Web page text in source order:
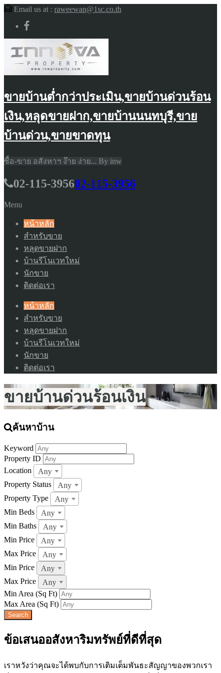
Email us at : raweewan@1sc.co.th
ขายบ้านต่ำกว่าประเมิน,ขายบ้านด่วนร้อน
เงิน,หลุดขายฝาก,ขายบ้านนนทบุรี,ขาย
บ้านด่วน,ขายขาดทุน
ซื้อ-ขาย อสังหาฯ ง๊าย ง่าย... By inw
02-115-395602-115-3956
Menu
หน้าหลัก
สำหรับขาย
หลุดขายฝาก
บ้านรีโนเวทใหม่
นักขาย
ติดต่อเรา
หน้าหลัก
สำหรับขาย
หลุดขายฝาก
บ้านรีโนเวทใหม่
นักขาย
ติดต่อเรา
ขายบ้านด่วนร้อนเงิน
ค้นหาบ้าน
Keyword
Property ID
Location
Any
Property Status
Any
Property Type
Any
Min Beds
Any
Min Baths
Any
Min Price
Any
Max Price
Any
Min Price
Any
Max Price
Any
Min Area (Sq Ft)
Max Area (Sq Ft)
ข้อเสนออสังหาริมทรัพย์ที่ดีที่สุด
เราหวังว่าคุณจะได้พบกับการเติมเต็มพันธะสัญญาของพวกเรา